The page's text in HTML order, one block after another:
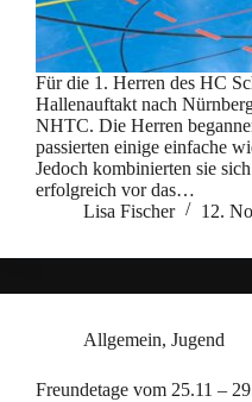
Für die 1. Herren des HC
Hallenauftakt nach
NHTC. Die Herren
passierten einige einfache
Jedoch kombinierten sie
erfolgreich vor das…
Lisa Fischer
12.
Allgemein, Jugend
Freundetage vom 25.11 –